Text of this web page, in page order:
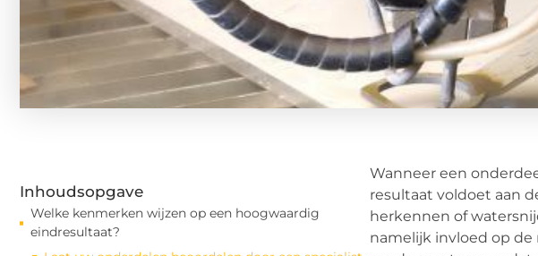
Inhoudsopgave
Welke kenmerken wijzen op een hoogwaardig
eindresultaat?
Wanneer een
resultaat voldoet aan
herkennen of
namelijk invloed op